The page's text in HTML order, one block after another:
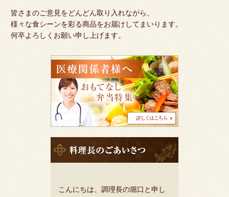
皆さまのご意見をどんどん取り入れながら、
様々な食シーンを彩る商品をお届けしてまいります。
何卒よろしくお願い申し上げます。
医
療
関
係
様
へ
料
理
長
こんにちは、調理長の堀口と申し